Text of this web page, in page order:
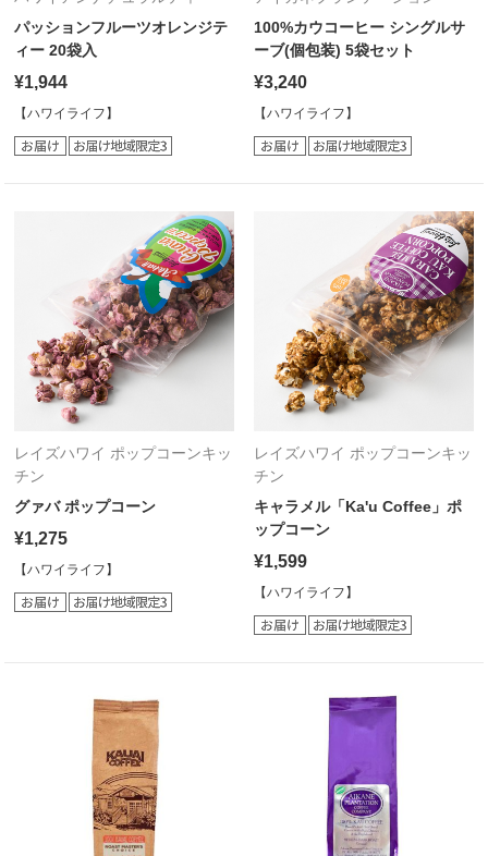
パッションフルーツオレンジテ
ィー 20袋入
¥1,944
【ハワイライフ】
100%カウコーヒー シングルサ
ーブ(個包装) 5袋セット
¥3,240
【ハワイライフ】
レイズハワイ ポップコーンキッ
チン
グァバ ポップコーン
¥1,275
【ハワイライフ】
レイズハワイ ポップコーンキッ
チン
キャラメル「Ka'u Coffee」ポ
ップコーン
¥1,599
【ハワイライフ】